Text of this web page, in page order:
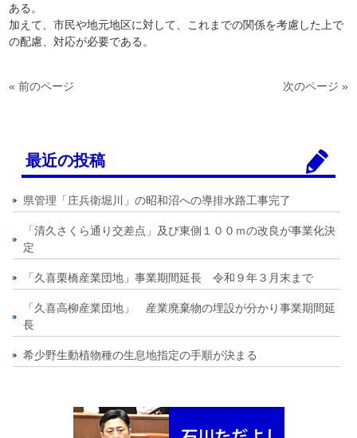
ある。
加えて、市民や地元地区に対して、これまでの関係を考慮した上で
の配慮、対応が必要である。
« 前のページ 次のページ »
最近の投稿
県管理「庄兵衛堀川」の昭和沼への導排水路工事完了
「清久さくら通り交差点」及び東側１００ｍの改良が事業化決
定
「久喜栗橋産業団地」事業期間延長 令和９年３月末まで
「久喜高柳産業団地」 産業廃棄物の埋設が分かり事業期間延
長
希少野生動植物種の生息地指定の手順が決まる